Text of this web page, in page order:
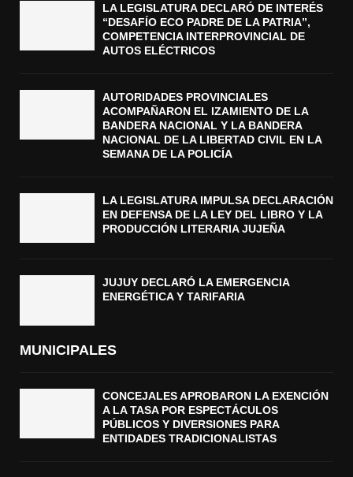
LA LEGISLATURA DECLARÓ DE INTERÉS
“DESAFÍO ECO PADRE DE LA PATRIA”,
COMPETENCIA INTERPROVINCIAL DE
AUTOS ELÉCTRICOS
AUTORIDADES PROVINCIALES
ACOMPAÑARON EL IZAMIENTO DE LA
BANDERA NACIONAL Y LA BANDERA
NACIONAL DE LA LIBERTAD CIVIL EN LA
SEMANA DE LA POLICÍA
LA LEGISLATURA IMPULSA DECLARACIÓN
EN DEFENSA DE LA LEY DEL LIBRO Y LA
PRODUCCIÓN LITERARIA JUJEÑA
JUJUY DECLARÓ LA EMERGENCIA
ENERGÉTICA Y TARIFARIA
MUNICIPALES
CONCEJALES APROBARON LA EXENCIÓN
A LA TASA POR ESPECTÁCULOS
PÚBLICOS Y DIVERSIONES PARA
ENTIDADES TRADICIONALISTAS